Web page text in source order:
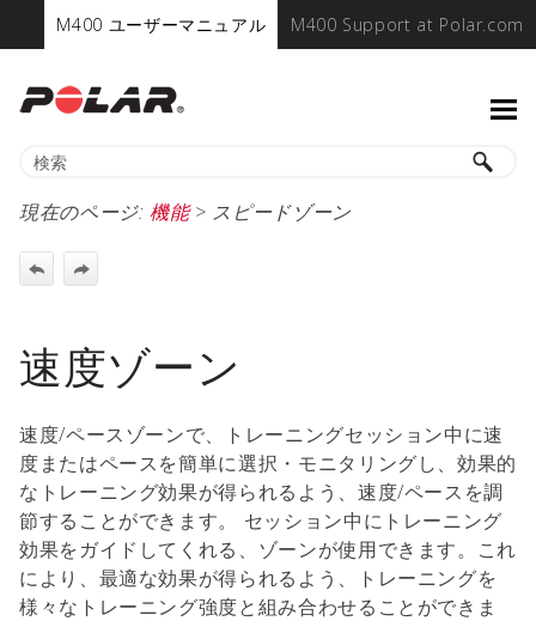
M400 ユーザーマニュアル M400 Support at Polar.com
現在のページ:機能> スピードゾーン
速度ゾーン
速度/ペースゾーンで、トレーニングセッション中に速
度またはペースを簡単に選択・モニタリングし、効果的
なトレーニング効果が得られるよう、速度/ペースを調
節することができます。 セッション中にトレーニング
効果をガイドしてくれる、ゾーンが使用できます。これ
により、最適な効果が得られるよう、トレーニングを
様々なトレーニング強度と組み合わせることができま